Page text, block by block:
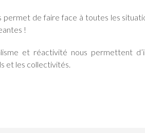
permet de faire face à toutes les
!
et réactivité nous permettent
et les collectivités.